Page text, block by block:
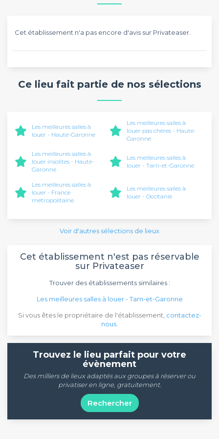
Cet établissement n'a pas encore d'avis sur Privateaser.
Ce lieu fait partie de nos sélections
Les meilleures salles à
louer - Haute-Garonne
Les meilleures salles à
louer pas chères - Haute-
Garonne
Les meilleures salles à
louer insolites - Haute-
Garonne
Les meilleures salles à
louer - Tarn-et-Garonne
Les meilleures salles à
louer - France
métropolitaine
Les meilleures salles à
louer - Occitanie
Voir d'autres sélections de lieux
Cet établissement n'est pas réservable
sur Privateaser
Trouver des établissements similaires :
Les meilleures salles à louer - Tarn-et-Garonne
Si vous êtes le propriétaire de l'établissement, contactez-
nous
Trouvez le lieu parfait pour votre
évènement
Des milliers de lieux adaptés aux groupes à réserver ou
privatiser en ligne, gratuitement.
Rechercher